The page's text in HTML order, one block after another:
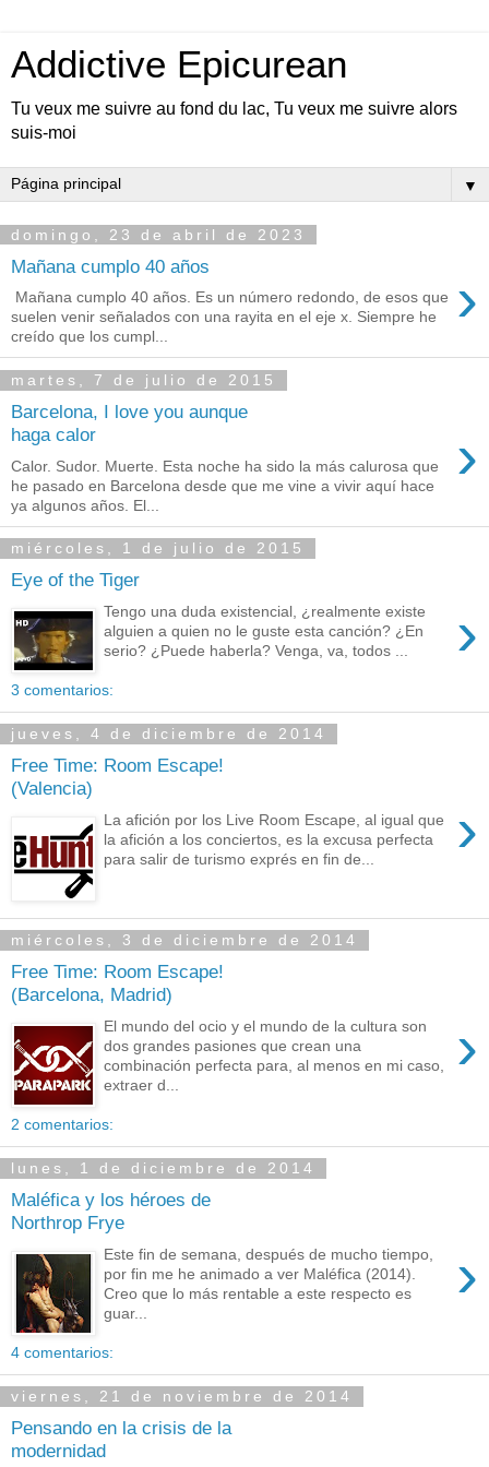
Addictive Epicurean
Tu veux me suivre au fond du lac, Tu veux me suivre alors
suis-moi
▼
domingo, 23 de abril de 2023
Mañana cumplo 40 años ›
Mañana cumplo 40 años. Es un número redondo, de esos que
suelen venir señalados con una rayita en el eje x. Siempre he
creído que los cumpl...
martes, 7 de julio de 2015
Barcelona, I love you aunque
haga calor
›
Calor. Sudor. Muerte. Esta noche ha sido la más calurosa que
he pasado en Barcelona desde que me vine a vivir aquí hace
ya algunos años. El...
miércoles, 1 de julio de 2015
Eye of the Tiger
›
Tengo una duda existencial, ¿realmente existe
alguien a quien no le guste esta canción? ¿En
serio? ¿Puede haberla? Venga, va, todos ...
3 comentarios:
jueves, 4 de diciembre de 2014
Free Time: Room Escape!
(Valencia)
›
La afición por los Live Room Escape, al igual que
la afición a los conciertos, es la excusa perfecta
para salir de turismo exprés en fin de...
miércoles, 3 de diciembre de 2014
Free Time: Room Escape!
(Barcelona, Madrid)
›
El mundo del ocio y el mundo de la cultura son
dos grandes pasiones que crean una
combinación perfecta para, al menos en mi caso,
extraer d...
2 comentarios:
lunes, 1 de diciembre de 2014
Maléfica y los héroes de
Northrop Frye
›
Este fin de semana, después de mucho tiempo,
por fin me he animado a ver Maléfica (2014).
Creo que lo más rentable a este respecto es
guar...
4 comentarios:
viernes, 21 de noviembre de 2014
Pensando en la crisis de la
modernidad